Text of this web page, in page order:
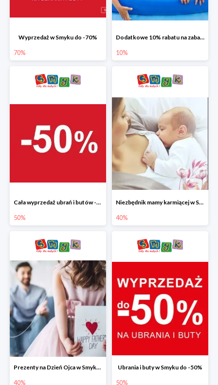
Wyprzedaż w Smyku do -70%
70%
Dodatkowe 10% rabatu na zabawki ogrodowe i baseny
10%
Cała wyprzedaż ubrań i butów -50%
50%
Niezbędnik mamy karmiącej w Smyku do -40%
40%
Prezenty na Dzień Ojca w Smyku do -40%
40%
Ubrania i buty w Smyku do -50%
50%